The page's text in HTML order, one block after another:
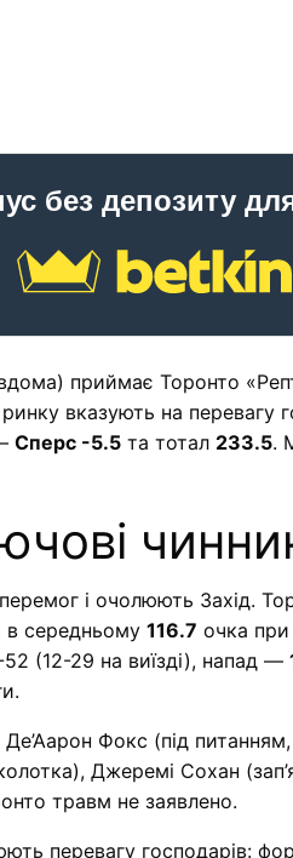
без депозиту
приймає Торонто
вказують на перевагу
Сперс -5.5 та тотал 233.5.
і очолюють Захід.
середньому 116.7 очка при
(12-29 на виїзді), напад —
Фокс (під питанням,
Джеремі Сохан
травм не заявлено.
перевагу господарів: